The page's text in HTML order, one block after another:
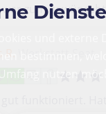
zum
R.
Dienste
bestimmen,
nutzen